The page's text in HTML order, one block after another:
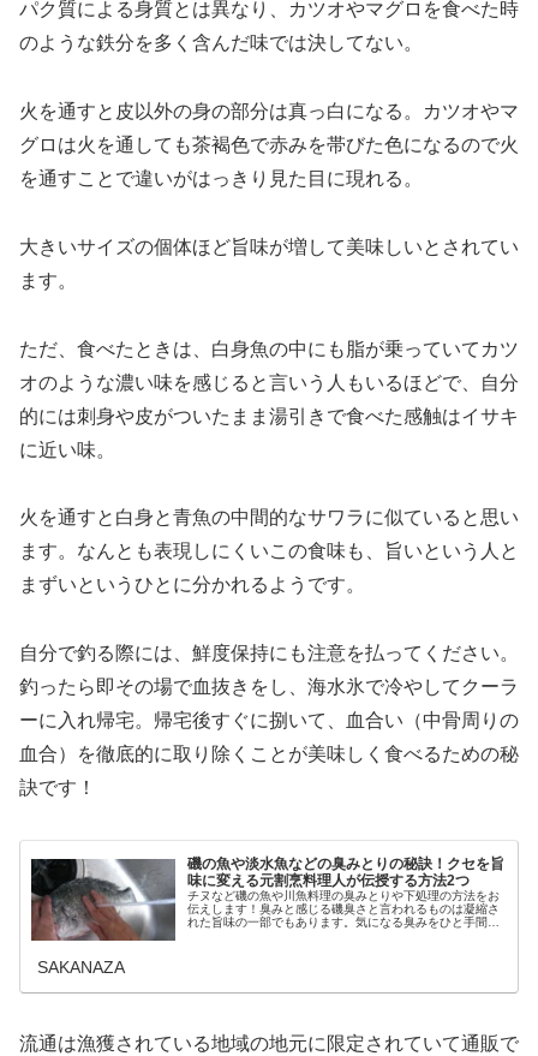
パク質による身質とは異なり、カツオやマグロを食べた時
のような鉄分を多く含んだ味では決してない。
火を通すと皮以外の身の部分は真っ白になる。カツオやマ
グロは火を通しても茶褐色で赤みを帯びた色になるので火
を通すことで違いがはっきり見た目に現れる。
大きいサイズの個体ほど旨味が増して美味しいとされてい
ます。
ただ、食べたときは、白身魚の中にも脂が乗っていてカツ
オのような濃い味を感じると言いう人もいるほどで、自分
的には刺身や皮がついたまま湯引きで食べた感触はイサキ
に近い味。
火を通すと白身と青魚の中間的なサワラに似ていると思い
ます。なんとも表現しにくいこの食味も、旨いという人と
まずいというひとに分かれるようです。
自分で釣る際には、鮮度保持にも注意を払ってください。
釣ったら即その場で血抜きをし、海水氷で冷やしてクーラ
ーに入れ帰宅。帰宅後すぐに捌いて、血合い（中骨周りの
血合）を徹底的に取り除くことが美味しく食べるための秘
訣です！
磯の魚や淡水魚などの臭みとりの秘訣！クセを旨
味に変える元割烹料理人が伝授する方法2つ
チヌなど磯の魚や川魚料理の臭みとりや下処理の方法をお
伝えします！臭みと感じる磯臭さと言われるものは凝縮さ
れた旨味の一部でもあります。気になる臭みをひと手間加
SAKANAZA
流通は漁獲されている地域の地元に限定されていて通販で